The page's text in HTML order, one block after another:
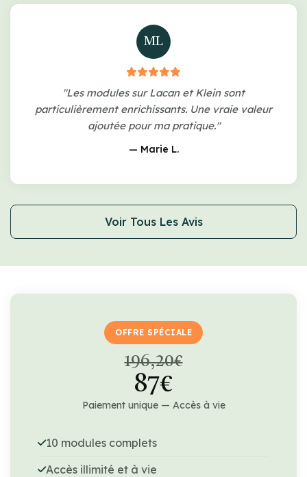
ML
"Les modules sur Lacan et Klein sont
particulièrement enrichissants. Une vraie valeur
ajoutée pour ma pratique."
— Marie L.
Voir Tous Les Avis
OFFRE SPÉCIALE
196,20€
87€
Paiement unique — Accès à vie
10 modules complets
Accès illimité et à vie